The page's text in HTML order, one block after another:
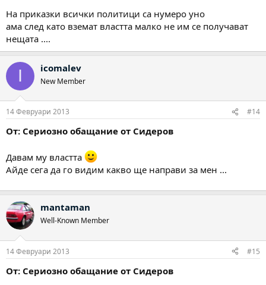
На приказки всички политици са нумеро уно
ама след като вземат властта малко не им се получават
нещата ....
I icomalev
New Member
14 Февруари 2013 #14
От: Сериозно обащание от Сидеров
Давам му властта
Айде сега да го видим какво ще направи за мен ...
mantaman
Well-Known Member
14 Февруари 2013 #15
От: Сериозно обащание от Сидеров